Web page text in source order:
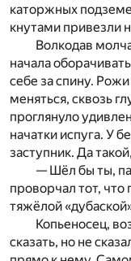
каторжных
кну­тами привезли
Волкодав
началаоб
себе заспину. Рожи
меняться, сквозь
проглянуло удив
начатки испуга. У бе
заступник. Да
— Шёл бы ты,
про­ворчал тот, что
тяжёлой
Копьеносец,
сказать, но не